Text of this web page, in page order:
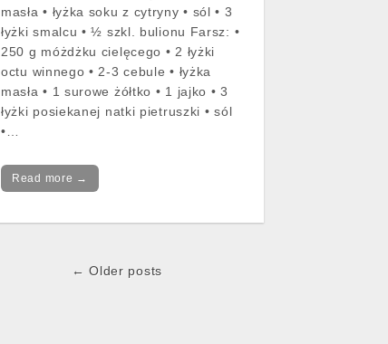
masła • łyżka soku z cytryny • sól • 3
łyżki smalcu • ½ szkl. bulionu Farsz: •
250 g móżdżku cielęcego • 2 łyżki
octu winnego • 2-3 cebule • łyżka
masła • 1 surowe żółtko • 1 jajko • 3
łyżki posiekanej natki pietruszki • sól
•…
Read more →
← Older posts